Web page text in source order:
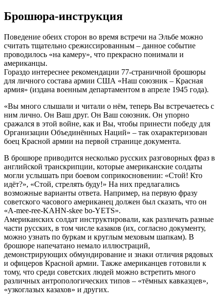
Брошюра-инструкция
Поведение обеих сторон во время встречи на Эльбе можно
считать тщательно срежиссированным – данное событие
проводилось «на камеру», что прекрасно понимали и
американцы.
Гораздо интереснее рекомендации 77-страничной брошюры
для личного состава армии США «Наш союзник – Красная
армия» (издана военным департаментом в апреле 1945 года).
«Вы много слышали и читали о нём, теперь Вы встречаетесь с
ним лично. Он Ваш друг. Он Ваш союзник. Он упорно
сражался в этой войне, как и Вы, чтобы принести победу для
Организации Объединённых Наций» – так охарактеризован
боец Красной армии на первой странице документа.
В брошюре приводится несколько русских разговорных фраз в
английской транскрипции, которые американские солдаты
могли услышать при боевом соприкосновении: «Стой! Кто
идёт?», «Стой, стрелять буду!» На них предлагались
возможные варианты ответа. Например, на первую фразу
советского часового американец должен был сказать, что он
«A-mee-ree-KAHN-skee bo-YETS».
Американских солдат инструктировали, как различать разные
части русских, в том числе казаков (их, согласно документу,
можно узнать по буркам и круглым меховым шапкам). В
брошюре напечатано немало иллюстраций,
демонстрирующих обмундирование и знаки отличия рядовых
и офицеров Красной армии. Также американцев готовили к
тому, что среди советских людей можно встретить много
различных антропологических типов – «тёмных кавказцев»,
«узкоглазых казахов» и других.